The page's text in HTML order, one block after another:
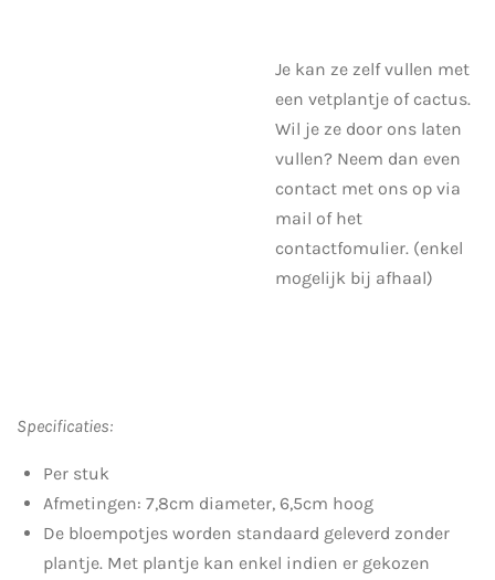
Je kan ze zelf vullen met
een vetplantje of cactus.
Wil je ze door ons laten
vullen? Neem dan even
contact met ons op via
mail of het
contactfomulier. (enkel
mogelijk bij afhaal)
Specificaties:
Per stuk
Afmetingen: 7,8cm diameter, 6,5cm hoog
De bloempotjes worden standaard geleverd zonder
plantje. Met plantje kan enkel indien er gekozen